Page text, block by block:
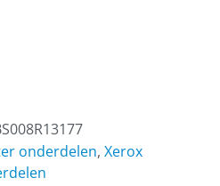
onderdelen, Xerox